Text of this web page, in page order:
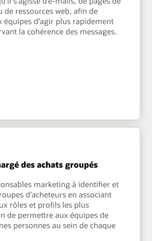
de ressources web, afin de
équipes d’agir plus rapidement
la cohérence des messages.
des achats groupés
marketing à identifier et
d’acheteurs en associant
rôles et profils les plus
de permettre aux équipes de
personnes au sein de chaque